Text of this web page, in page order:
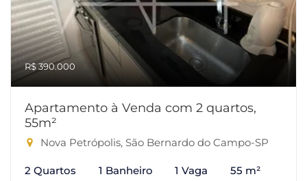
R$ 390.000
Apartamento à Venda com 2 quartos,
55m²
Nova Petrópolis, São Bernardo do Campo-SP
2 Quartos 1 Banheiro 1 Vaga 55 m²